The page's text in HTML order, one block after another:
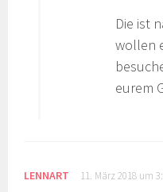
Die ist
wollen
eurem
LENNART 11. März 2018 um